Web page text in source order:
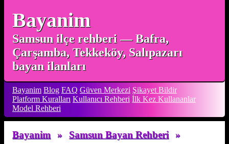
Bayanim
Samsun ilçe rehberi — Bafra,
Çarşamba, Tekkeköy, Salıpazarı
bayan ilanları
Bayanim Blog FAQ Güven Merkezi Şikayet Bildir
Platform Kuralları Kullanıcı Rehberi İlk Kez Kullananlar
Model Rehberi
Bayanim » Samsun Bayan Rehberi »